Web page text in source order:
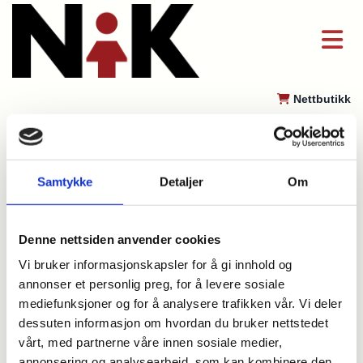
Samtykke Detaljer Om
Denne nettsiden anvender cookies
Vi bruker informasjonskapsler for å gi innhold og
annonser et personlig preg, for å levere sosiale
mediefunksjoner og for å analysere trafikken vår. Vi deler
dessuten informasjon om hvordan du bruker nettstedet
vårt, med partnerne våre innen sosiale medier,
 Nettbutikk
Om NiK
Norsk Interesseforening for Kortvokste (NiK), også kjent som Little
People of Norway, ble stiftet i 1983. Foreningen har i dag rundt
400 medlemmer og arbeider for å forbedre levevilkårene for
kortvokste både sosialt og økonomisk.Årsmøtet er foreningens